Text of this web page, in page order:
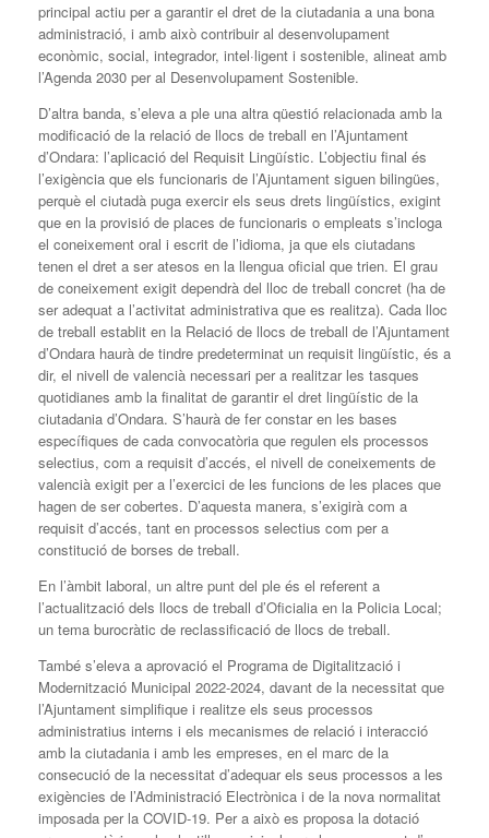
principal actiu per a garantir el dret de la ciutadania a una bona
administració, i amb això contribuir al desenvolupament
econòmic, social, integrador, intel·ligent i sostenible, alineat amb
l’Agenda 2030 per al Desenvolupament Sostenible.
D’altra banda, s’eleva a ple una altra qüestió relacionada amb la
modificació de la relació de llocs de treball en l’Ajuntament
d’Ondara: l’aplicació del Requisit Lingüístic. L’objectiu final és
l’exigència que els funcionaris de l’Ajuntament siguen bilingües,
perquè el ciutadà puga exercir els seus drets lingüístics, exigint
que en la provisió de places de funcionaris o empleats s’incloga
el coneixement oral i escrit de l’idioma, ja que els ciutadans
tenen el dret a ser atesos en la llengua oficial que trien. El grau
de coneixement exigit dependrà del lloc de treball concret (ha de
ser adequat a l’activitat administrativa que es realitza). Cada lloc
de treball establit en la Relació de llocs de treball de l’Ajuntament
d’Ondara haurà de tindre predeterminat un requisit lingüístic, és a
dir, el nivell de valencià necessari per a realitzar les tasques
quotidianes amb la finalitat de garantir el dret lingüístic de la
ciutadania d’Ondara. S’haurà de fer constar en les bases
específiques de cada convocatòria que regulen els processos
selectius, com a requisit d’accés, el nivell de coneixements de
valencià exigit per a l’exercici de les funcions de les places que
hagen de ser cobertes. D’aquesta manera, s’exigirà com a
requisit d’accés, tant en processos selectius com per a
constitució de borses de treball.
En l’àmbit laboral, un altre punt del ple és el referent a
l’actualització dels llocs de treball d’Oficialia en la Policia Local;
un tema burocràtic de reclassificació de llocs de treball.
També s’eleva a aprovació el Programa de Digitalització i
Modernització Municipal 2022-2024, davant de la necessitat que
l’Ajuntament simplifique i realitze els seus processos
administratius interns i els mecanismes de relació i interacció
amb la ciutadania i amb les empreses, en el marc de la
consecució de la necessitat d’adequar els seus processos a les
exigències de l’Administració Electrònica i de la nova normalitat
imposada per la COVID-19. Per a això es proposa la dotació